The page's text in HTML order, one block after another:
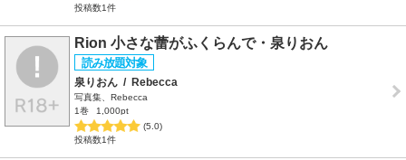
投稿数1件
Rion 小さな蕾がふくらんで・泉りおん
泉りおん / Rebecca
写真集、Rebecca
1巻
1,000pt
(5.0)
投稿数1件